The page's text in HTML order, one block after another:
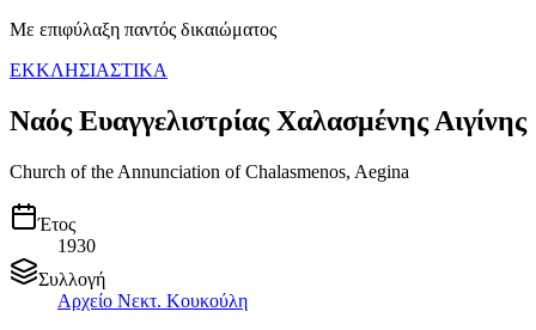
Με επιφύλαξη παντός δικαιώματος
ΕΚΚΛΗΣΙΑΣΤΙΚΑ
Ναός Ευαγγελιστρίας Χαλασμένης Αιγίνης
Church of the Annunciation of Chalasmenos, Aegina
Έτος
1930
Συλλογή
Αρχείο Νεκτ. Κουκούλη